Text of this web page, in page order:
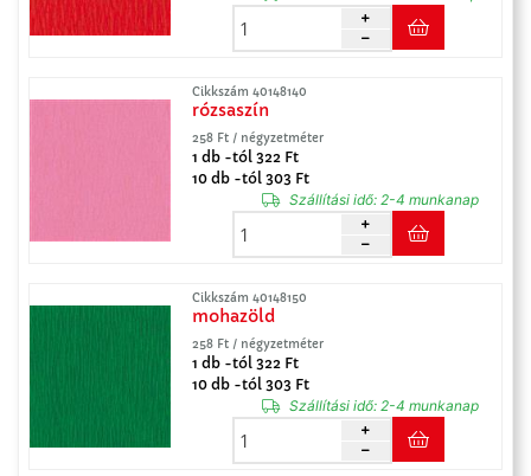
Cikkszám 40148140
rózsaszín
258 Ft / négyzetméter
1 db -tól 322 Ft
10 db -tól 303 Ft
Szállítási idő:2-4 munkanap
Cikkszám 40148150
mohazöld
258 Ft / négyzetméter
1 db -tól 322 Ft
10 db -tól 303 Ft
Szállítási idő:2-4 munkanap